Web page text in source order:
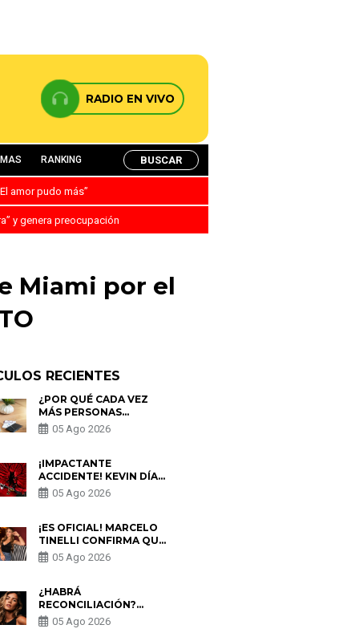
RADIO EN VIVO
RANKING BUSCAR
amor pudo más”
y genera preocupación
Miami por el
RECIENTES
¿POR QUÉ CADA VEZ
MÁS PERSONAS
UTILIZAN UNA VPN
PARA PROTEGER SU
05 Ago 2026
¡IMPACTANTE
ACCIDENTE! KEVIN DÍAZ
CAE DESDE OCHO
METROS EN “ESTO ES
PREOCUPACIÓN
05 Ago 2026
¡ES OFICIAL! MARCELO
TINELLI CONFIRMA QUE
REGRESÓ CON MILETT
FIGUEROA: “EL AMOR
05 Ago 2026
¿HABRÁ
RECONCILIACIÓN?
MARIO HART ADMITE
QUE PODRÍA VOLVER
05 Ago 2026